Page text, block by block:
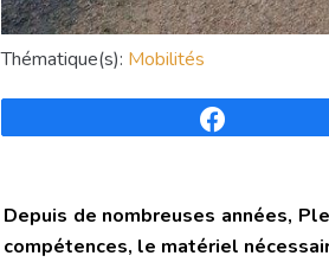
Thématique(s): Mobilités
Depuis de nombreuses années,
compétences, le matériel